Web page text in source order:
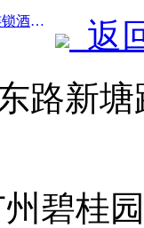
前一篇：九部门：春节期间组织连锁酒店、精品民宿等推出优惠措施
返
路新
州碧